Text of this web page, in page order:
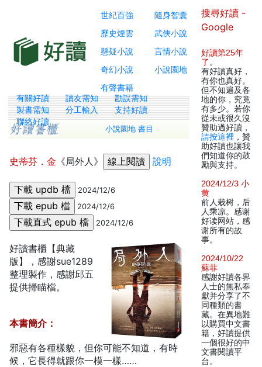
世紀百強
隨身智囊
歷史煙雲
武俠小說
懸疑小說
言情小說
奇幻小說
小說園地
有聲書籍
有關好讀 讀友需知
勘誤需知
製書需知
分工輸入
支持好讀
聯絡好讀
小說園地 書目
史蒂芬．金 《局外人》 說明
2024/12/6
2024/12/6
2024/12/6
好讀書櫃【典藏
版】，感謝sue1289
整理製作，感謝邱五
提供掃瞄檔。
本書簡介：
邪惡有各種樣貌，但你可能不知道，有時
候，它長得就跟你一模一樣……
搜尋好讀 -
Google
好讀第25年
了 。
有好讀真好，
有你也真好。
但不知遍及各
地的你，究竟
有多少。若你
從未或很久沒
贊助過好讀，
請按這裡 ，贊
助好讀也讓我
們知道你的鼓
勵與支持。
2024/12/3 小
黄
前人栽树，后
人乘凉。感谢
好读网站，感
谢所有的故
事。
2024/10/22
蘇菲
感謝好讀各界
人士的無私奉
獻并分享了不
同種類的書
藏。在異地難
以購買中文書
籍，好讀提供
一個很好的中
文書閱讀平
台。